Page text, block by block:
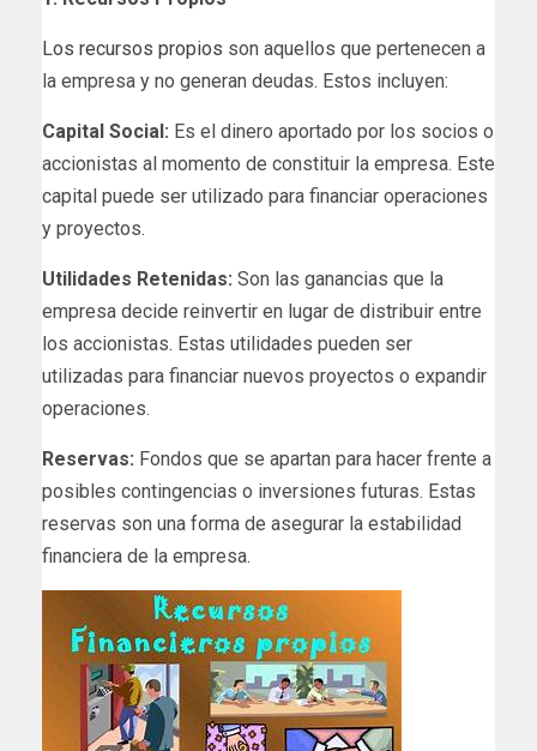
Los recursos propios son aquellos que pertenecen a
la empresa y no generan deudas. Estos incluyen:
Capital Social: Es el dinero aportado por los socios o
accionistas al momento de constituir la empresa. Este
capital puede ser utilizado para financiar operaciones
y proyectos.
Utilidades Retenidas: Son las ganancias que la
empresa decide reinvertir en lugar de distribuir entre
los accionistas. Estas utilidades pueden ser
utilizadas para financiar nuevos proyectos o expandir
operaciones.
Reservas: Fondos que se apartan para hacer frente a
posibles contingencias o inversiones futuras. Estas
reservas son una forma de asegurar la estabilidad
financiera de la empresa.